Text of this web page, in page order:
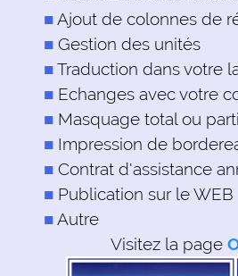
Ajout de colonnes de
Gestion des unités
Traduction dans votre
Echanges avec votre
Masquage total ou
Impression de
Contrat d'assistance
Publication sur le WEB
Autre
Visitez la page